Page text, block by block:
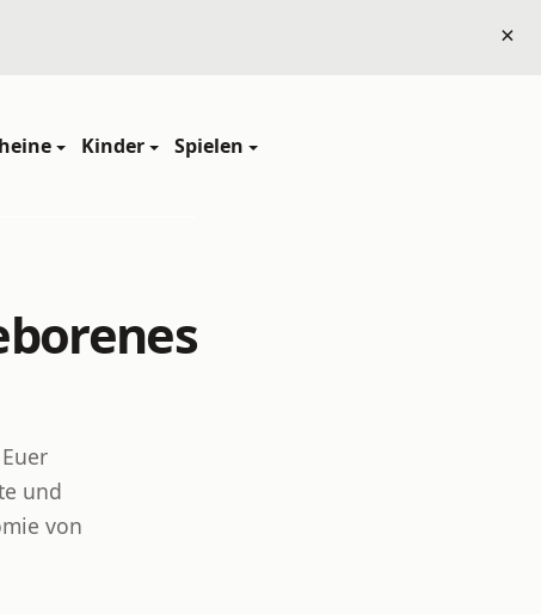
×
Kinder Spielen
und
von